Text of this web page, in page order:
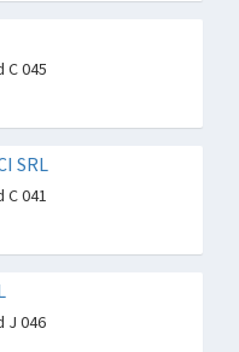
C 045
SRL
041
J 046